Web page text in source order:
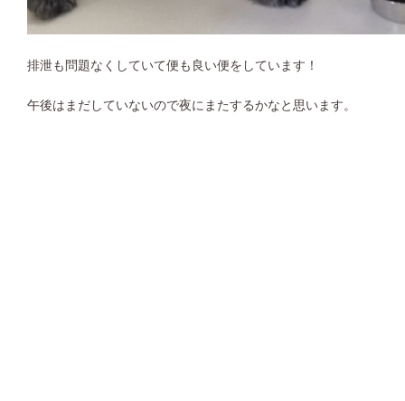
排泄も問題なくしていて便も良い便をしています！
午後はまだしていないので夜にまたするかなと思います。